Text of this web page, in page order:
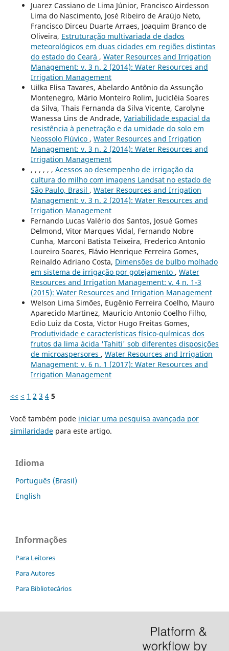
Juarez Cassiano de Lima Júnior, Francisco Airdesson
Lima do Nascimento, José Ribeiro de Araújo Neto,
Francisco Dirceu Duarte Arraes, Joaquim Branco de
Oliveira, Estruturação multivariada de dados
meteorológicos em duas cidades em regiões distintas
do estado do Ceará , Water Resources and Irrigation
Management: v. 3 n. 2 (2014): Water Resources and
Irrigation Management
Uilka Elisa Tavares, Abelardo Antônio da Assunção
Montenegro, Mário Monteiro Rolim, Jucicléia Soares
da Silva, Thais Fernanda da Silva Vicente, Carolyne
Wanessa Lins de Andrade, Variabilidade espacial da
resistência à penetração e da umidade do solo em
Neossolo Flúvico , Water Resources and Irrigation
Management: v. 3 n. 2 (2014): Water Resources and
Irrigation Management
, , , , , , Acessos ao desempenho de irrigação da
cultura do milho com imagens Landsat no estado de
São Paulo, Brasil , Water Resources and Irrigation
Management: v. 3 n. 2 (2014): Water Resources and
Irrigation Management
Fernando Lucas Valério dos Santos, Josué Gomes
Delmond, Vitor Marques Vidal, Fernando Nobre
Cunha, Marconi Batista Teixeira, Frederico Antonio
Loureiro Soares, Flávio Henrique Ferreira Gomes,
Reinaldo Adriano Costa, Dimensões de bulbo molhado
em sistema de irrigação por gotejamento , Water
Resources and Irrigation Management: v. 4 n. 1-3
(2015): Water Resources and Irrigation Management
Welson Lima Simões, Eugênio Ferreira Coelho, Mauro
Aparecido Martinez, Mauricio Antonio Coelho Filho,
Edio Luiz da Costa, Victor Hugo Freitas Gomes,
Produtividade e características físico-químicas dos
frutos da lima ácida 'Tahiti' sob diferentes disposições
de microaspersores , Water Resources and Irrigation
Management: v. 6 n. 1 (2017): Water Resources and
Irrigation Management
<< < 1 2 3 4 5
Você também pode iniciar uma pesquisa avançada por
similaridadepara este artigo.
Idioma
Português (Brasil)
English
Informações
Para Leitores
Para Autores
Para Bibliotecários